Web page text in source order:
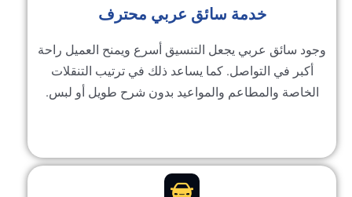
خدمة سائق عربي محترف
سائق عربي يجعل التنسيق أسرع ويمنح العميل راحة
أكبر في التواصل. كما يساعد ذلك في ترتيب التنقلات
الخاصة والمطاعم والمواعيد بدون شرح طويل أو لبس.